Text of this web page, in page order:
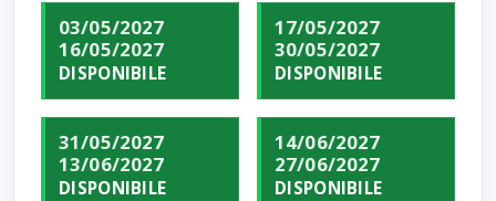
03/05/2027
16/05/2027
DISPONIBILE
17/05/2027
30/05/2027
DISPONIBILE
31/05/2027
13/06/2027
DISPONIBILE
14/06/2027
27/06/2027
DISPONIBILE